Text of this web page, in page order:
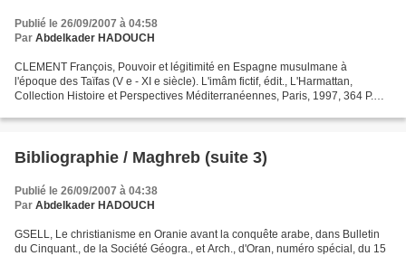
Publié le 26/09/2007 à 04:58
Par Abdelkader HADOUCH
CLEMENT François, Pouvoir et légitimité en Espagne musulmane à
l'époque des Taïfas (V e - XI e siècle). L'imâm fictif, édit., L'Harmattan,
Collection Histoire et Perspectives Méditerranéennes, Paris, 1997, 364 P.
Bibliographie / Maghreb (suite 3)
Publié le 26/09/2007 à 04:38
Par Abdelkader HADOUCH
GSELL, Le christianisme en Oranie avant la conquête arabe, dans Bulletin
du Cinquant., de la Société Géogra., et Arch., d'Oran, numéro spécial, du 15